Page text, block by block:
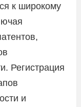
к широкому
Регистрация
и